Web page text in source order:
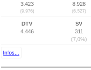
3.423
(9.976)
8.928
(6.527)
DTV
4.446
SV
311
(7,0%)
Infos...